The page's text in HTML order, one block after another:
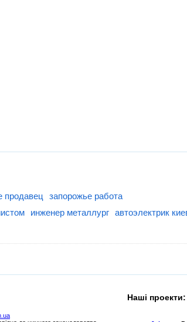
продавец
запорожье работа
инженер металлург автоэлектрик
Наші проекти: